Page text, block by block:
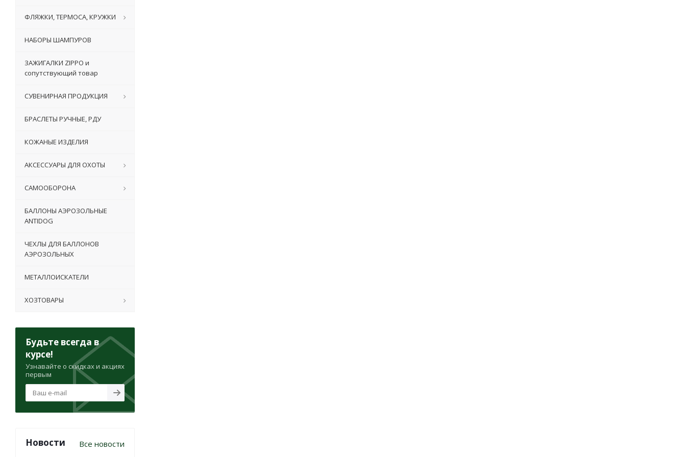
ФЛЯЖКИ, ТЕРМОСА, КРУЖКИ
НАБОРЫ ШАМПУРОВ
ЗАЖИГАЛКИ ZIPPO и
сопутствующий товар
СУВЕНИРНАЯ ПРОДУКЦИЯ
БРАСЛЕТЫ РУЧНЫЕ, РДУ
КОЖАНЫЕ ИЗДЕЛИЯ
АКСЕССУАРЫ ДЛЯ ОХОТЫ
САМООБОРОНА
БАЛЛОНЫ АЭРОЗОЛЬНЫЕ
ANTIDOG
ЧЕХЛЫ ДЛЯ БАЛЛОНОВ
АЭРОЗОЛЬНЫХ
МЕТАЛЛОИСКАТЕЛИ
ХОЗТОВАРЫ
Будьте всегда в
курсе!
Узнавайте о скидках и акциях
первым
Новости Все новости